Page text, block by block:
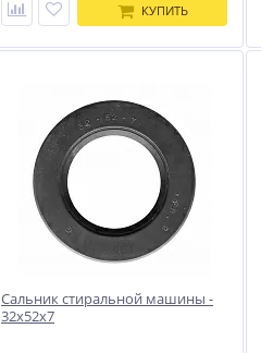
КУПИТЬ
Сальник стиральной машины -
32x52x7